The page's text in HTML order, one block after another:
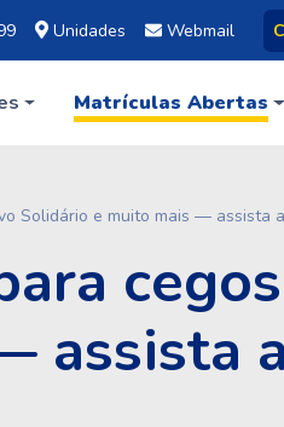
Unidades Webmail
Matrículas Abertas
Solidário e muito mais — assista
assista